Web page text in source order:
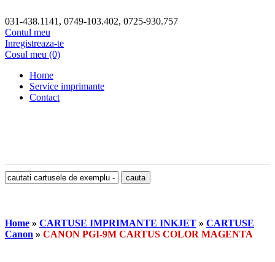
031-438.1141, 0749-103.402, 0725-930.757
Contul meu
Inregistreaza-te
Cosul meu (0)
Home
Service imprimante
Contact
Home » CARTUSE IMPRIMANTE INKJET » CARTUSE
Canon » CANON PGI-9M CARTUS COLOR MAGENTA